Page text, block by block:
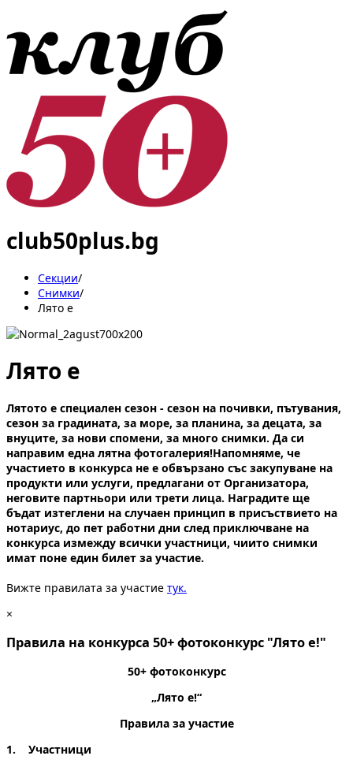
club50plus.bg
Секции/
Снимки/
Лято е
Лято е
Лятото е специален сезон - сезон на почивки, пътувания,
сезон за градината, за море, за планина, за децата, за
внуците, за нови спомени, за много снимки. Да си
направим една лятна фотогалерия!Напомняме, че
участието в конкурса не е обвързано със закупуване на
продукти или услуги, предлагани от Организатора,
неговите партньори или трети лица. Наградите ще
бъдат изтеглени на случаен принцип в присъствието на
нотариус, до пет работни дни след приключване на
конкурса измежду всички участници, чиито снимки
имат поне един билет за участие.
Вижте правилата за участие тук.
×
Правила на конкурса 50+ фотоконкурс "Лято е!"
50+ фотоконкурс
„Лято е!“
Правила за участие
1. Участници